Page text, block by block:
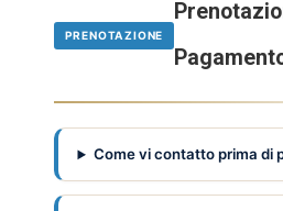
PRENOTAZIONE
Come vi contatto prima di